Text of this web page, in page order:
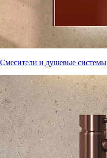
Смесители и душевые системы